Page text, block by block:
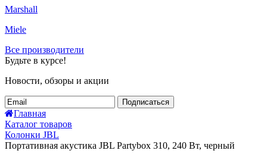
Marshall
Miele
Все производители
Будьте в курсе!
Новости, обзоры и акции
Подписаться
Главная
Каталог товаров
Колонки JBL
Портативная акустика JBL Partybox 310, 240 Вт, черный